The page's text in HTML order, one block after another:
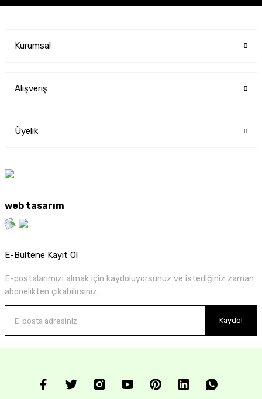
Kurumsal
Alışveriş
Üyelik
web tasarım
E-Bültene Kayıt Ol
E-postalarımızı almak için kaydoluyorsunuz ve istediğiniz zaman
abonelikten çıkabilirsiniz.
Kaydol